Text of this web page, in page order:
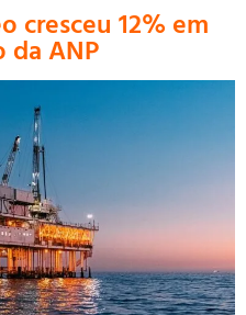
cresceu 12% em
da ANP